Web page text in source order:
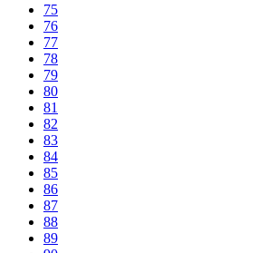
75
76
77
78
79
80
81
82
83
84
85
86
87
88
89